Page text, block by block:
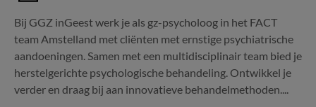
Bij GGZ inGeest werk je als gz-psycholoog in het FACT
team Amstelland met cliënten met ernstige psychiatrische
aandoeningen. Samen met een multidisciplinair team bied je
herstelgerichte psychologische behandeling. Ontwikkel je
verder en draag bij aan innovatieve behandelmethoden....